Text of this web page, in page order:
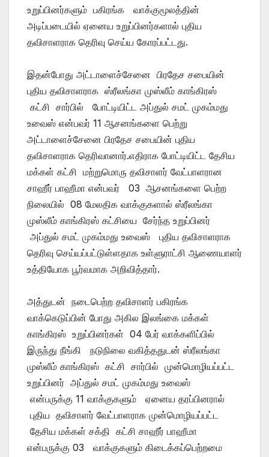
உறுப்பினர்களும் பகிரங்க வாக்குமூலத்தின்
அடிப்படையில் ஏனைய உறுப்பினர்களால் புதிய
தவிசாளராக தெரிவு செய்ய கோரப்பட்டது.
இதன்போது அட்டாளைச்சேனை பிரதேச சபையின்
புதிய தவிசாளராக ஸ்ரீலங்கா முஸ்லீம் காங்கிரஸ்
கட்சி சார்பில் போட்டியிட்ட அப்துல் சமட் முகம்மது
உவைஸ் என்பவர் 11 ஆசனங்களை பெற்று
அட்டாளைச்சேனை பிரதேச சபையின் புதிய
தவிசாளராக தெரிவானார்.எதிராக போட்டியிட்ட தேசிய
மக்கள் கட்சி மற்றுமொரு தவிசாளர் வேட்பாளரான
சாஹீர் பாஹீமா என்பவர் 03 ஆசனங்களை பெற்ற
நிலையில் 08 மேலதிக வாக்குகளால் ஸ்ரீலங்கா
முஸ்லீம் காங்கிரஸ் கட்சியை சேர்ந்த உறுப்பினர்
அப்துல் சமட் முகம்மது உவைஸ் புதிய தவிசாளராக
தெரிவு செய்யப்பட்டுள்ளதாக உள்ளுராட்சி ஆணையாளர்
உத்தியோக பூர்வமாக அறிவித்தார்.
அத்துடன் நடைபெற்ற தவிசாளர் பகிரங்க
வாக்கெடுப்பின் போது அகில இலங்கை மக்கள்
காங்கிரஸ் உறுப்பினர்கள் 04 பேர் வாக்களிப்பில்
இருந்து நீங்கி நடுநிலை வகித்ததுடன் ஸ்ரீலங்கா
முஸ்லீம் காங்கிரஸ் கட்சி சார்பில் முன்மொழியப்பட்ட
உறுப்பினர் அப்துல் சமட் முகம்மது உவைஸ்
என்பருக்கு 11 வாக்குகளும் ஏனைய தரப்பினரால்
புதிய தவிசாளர் வேட்பாளராக முன்மொழியப்பட்ட
தேசிய மக்கள் சக்தி கட்சி சாஹீர் பாஹீமா
என்பருக்கு 03 வாக்குகளும் கிடைக்கப்பெற்றமை